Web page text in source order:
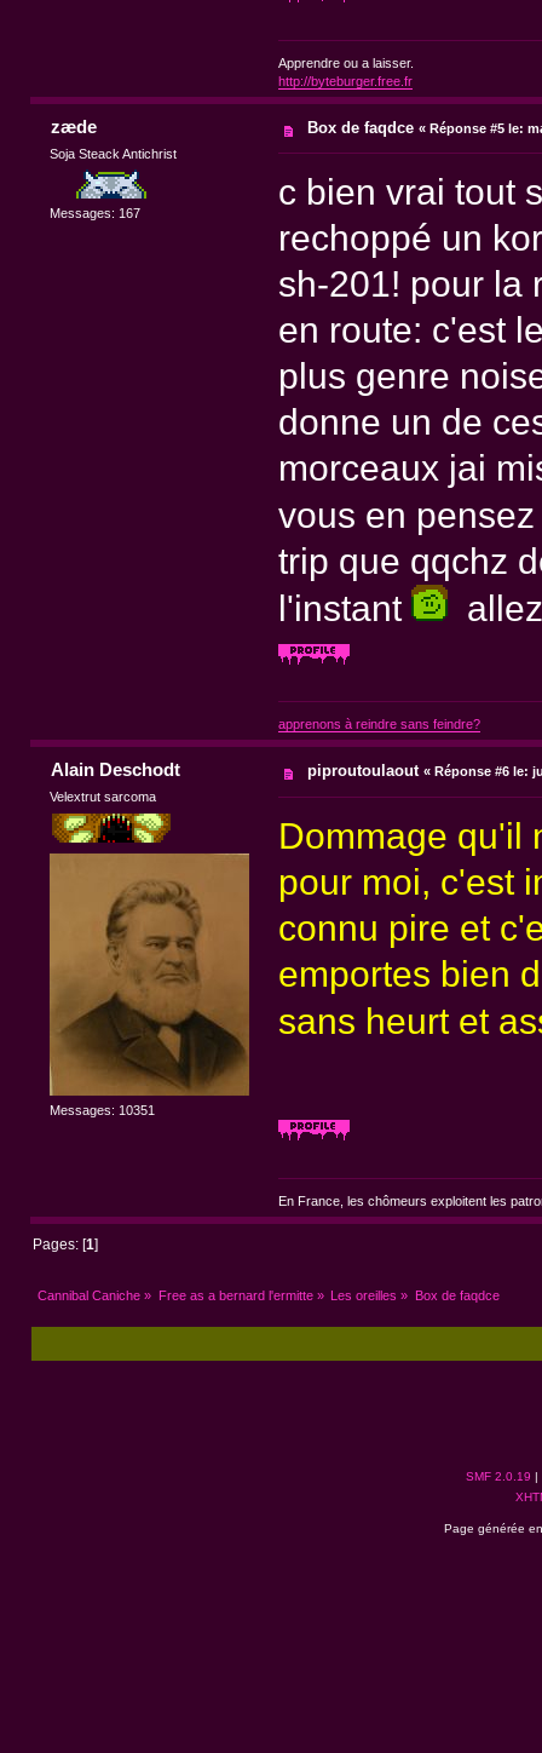
Apprendre ou a laisser.
http://byteburger.free.fr
zæde
Soja Steack Antichrist
Messages: 167
Box de faqdce «Réponse #5 le:
c bien vrai tout
rechoppé un
sh-201! pour la
en route: c'est
plus genre
donne un de
morceaux jai
vous en
trip que qqchz
l'instant
apprenons à reindre sans feindre?
Alain Deschodt
Velextrut sarcoma
Messages: 10351
piproutoulaout « Réponse #6 le:
Dommage qu'il
pour moi, c'est
connu pire et
emportes bien
sans heurt et
En France, les chômeurs exploitent les
Pages: [1
Cannibal Caniche » Free as a bernard l'ermitte» Les oreilles » Box de faqdce
SMF 2.0.19 |
Page générée